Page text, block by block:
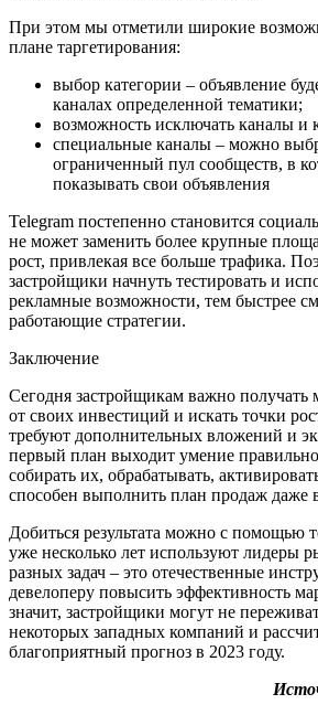
При этом мы отметили широкие
плане таргетирования:
выбор категории – объявление
каналах определенной тематики;
возможность исключать каналы и
специальные каналы – можно
ограниченный пул сообществ, в
показывать свои объявления
Telegram постепенно становится
не может заменить более крупные
рост, привлекая все больше трафика.
застройщики начнуть тестировать и
рекламные возможности, тем быстрее
работающие стратегии.
Заключение
Сегодня застройщикам важно получать
от своих инвестиций и искать точки
требуют дополнительных вложений и
первый план выходит умение
собирать их, обрабатывать,
способен выполнить план продаж даже
Добиться результата можно с помощью
уже несколько лет используют лидеры
разных задач – это отечественные
девелоперу повысить эффективность
значит, застройщики могут не
некоторых западных компаний и
благоприятный прогноз в 2023 году.